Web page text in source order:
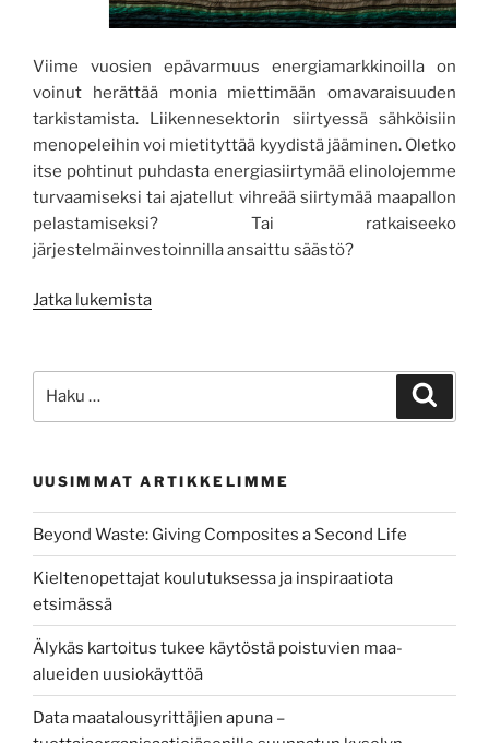
Viime vuosien epävarmuus energiamarkkinoilla on
voinut herättää monia miettimään omavaraisuuden
tarkistamista. Liikennesektorin siirtyessä sähköisiin
menopeleihin voi mietityttää kyydistä jääminen. Oletko
itse pohtinut puhdasta energiasiirtymää elinolojemme
turvaamiseksi tai ajatellut vihreää siirtymää maapallon
pelastamiseksi? Tai ratkaiseeko
järjestelmäinvestoinnilla ansaittu säästö?
Jatka lukemista”Hybridienergiajärjestelmä
puhtaasti”
UUSIMMAT ARTIKKELIMME
Beyond Waste: Giving Composites a Second Life
Kieltenopettajat koulutuksessa ja inspiraatiota
etsimässä
Älykäs kartoitus tukee käytöstä poistuvien maa-
alueiden uusiokäyttöä
Data maatalousyrittäjien apuna –